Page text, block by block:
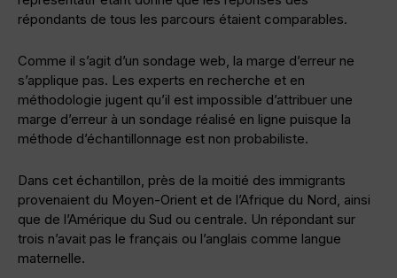
répondants de tous les parcours étaient comparables.
Comme il s’agit d’un sondage web, la marge d’erreur ne
s’applique pas. Les experts en recherche et en
méthodologie jugent qu’il est impossible d’attribuer une
marge d’erreur à un sondage réalisé en ligne puisque la
méthode d’échantillonnage est non probabiliste.
Dans cet échantillon, près de la moitié des immigrants
provenaient du Moyen-Orient et de l’Afrique du Nord, ainsi
que de l’Amérique du Sud ou centrale. Un répondant sur
trois n’avait pas le français ou l’anglais comme langue
maternelle.